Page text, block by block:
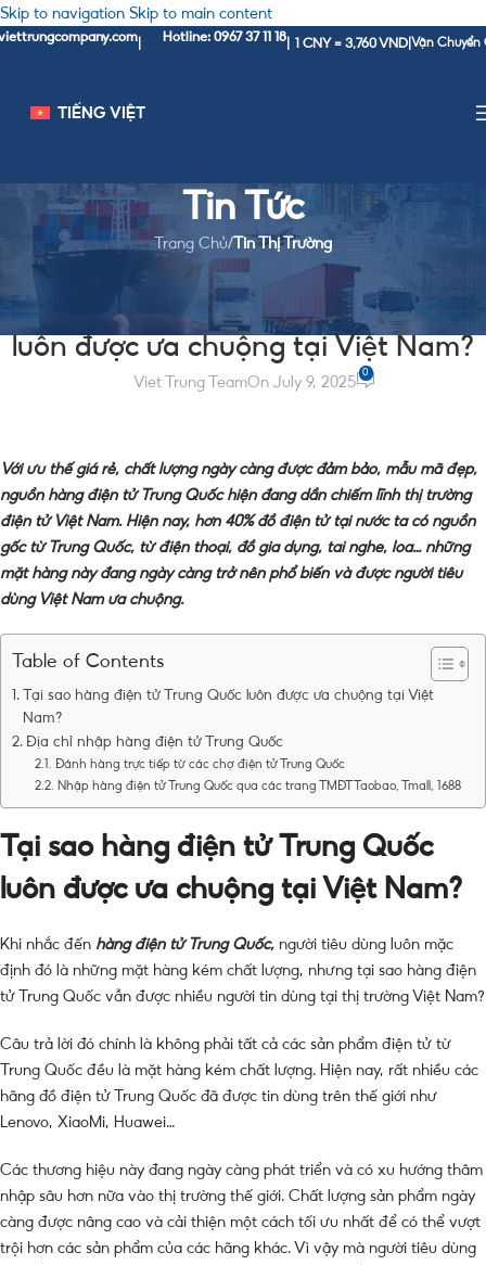
Skip to navigation Skip to main content
| Hotline: 0967 37 11 18 1 CNY = 3,760 VND|Vận Chuyển
TIẾNG VIỆT
Tin Tức
Trang Chủ/ Tin Thị Trường
Tại sao hàng điện tử Trung Quốc
luôn được ưa chuộng tại Việt Nam?
Viet Trung TeamOn July 9, 2025
0
Với ưu thế giá rẻ, chất lượng ngày càng được đảm bảo, mẫu mã đẹp,
nguồn hàng điện tử Trung Quốc hiện đang dần chiếm lĩnh thị trường
điện tử Việt Nam. Hiện nay, hơn 40% đồ điện tử tại nước ta có nguồn
gốc từ Trung Quốc, từ điện thoại, đồ gia dụng, tai nghe, loa… những
mặt hàng này đang ngày càng trở nên phổ biến và được người tiêu
dùng Việt Nam ưa chuộng.
Table of Contents
Tại sao hàng điện tử Trung Quốc luôn được ưa chuộng tại Việt
Nam?
Địa chỉ nhập hàng điện tử Trung Quốc
Đánh hàng trực tiếp từ các chợ điện tử Trung Quốc
Nhập hàng điện tử Trung Quốc qua các trang TMĐT Taobao, Tmall, 1688
Tại sao hàng điện tử Trung Quốc
luôn được ưa chuộng tại Việt Nam?
Khi nhắc đến hàng điện tử Trung Quốc, người tiêu dùng luôn mặc
định đó là những mặt hàng kém chất lượng, nhưng tại sao hàng điện
tử Trung Quốc vẫn được nhiều người tin dùng tại thị trường Việt Nam?
Câu trả lời đó chính là không phải tất cả các sản phẩm điện tử từ
Trung Quốc đều là mặt hàng kém chất lượng. Hiện nay, rất nhiều các
hãng đồ điện tử Trung Quốc đã được tin dùng trên thế giới như
Lenovo, XiaoMi, Huawei…
Các thương hiệu này đang ngày càng phát triển và có xu hướng thâm
nhập sâu hơn nữa vào thị trường thế giới. Chất lượng sản phẩm ngày
càng được nâng cao và cải thiện một cách tối ưu nhất để có thể vượt
trội hơn các sản phẩm của các hãng khác. Vì vậy mà người tiêu dùng